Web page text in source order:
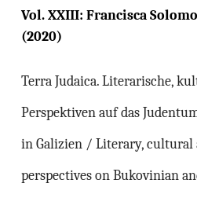
Vol. XXIII: Francisca
(2020)
Terra Judaica. Literarische,
Perspektiven auf das
in Galizien / Literary, cultural
perspectives on Bukovinian